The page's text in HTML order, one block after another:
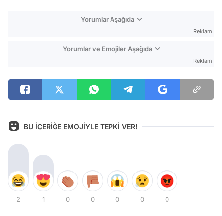
Yorumlar Aşağıda
Reklam
Yorumlar ve Emojiler Aşağıda
Reklam
BU İÇERİĞE EMOJİYLE TEPKİ VER!
2 1 0 0 0 0 0